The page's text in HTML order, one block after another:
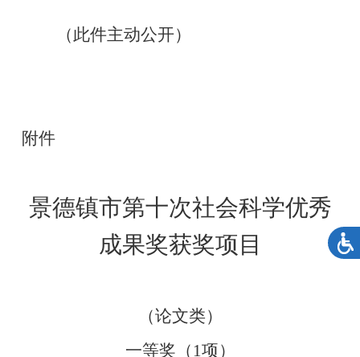
（此件主动公开）
附件
景德镇市第十次社会科学优秀
成果奖获奖项目
（论文类）
一等奖（ 1项）